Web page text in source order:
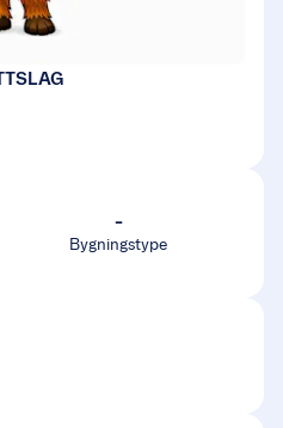
-
Bygningstype